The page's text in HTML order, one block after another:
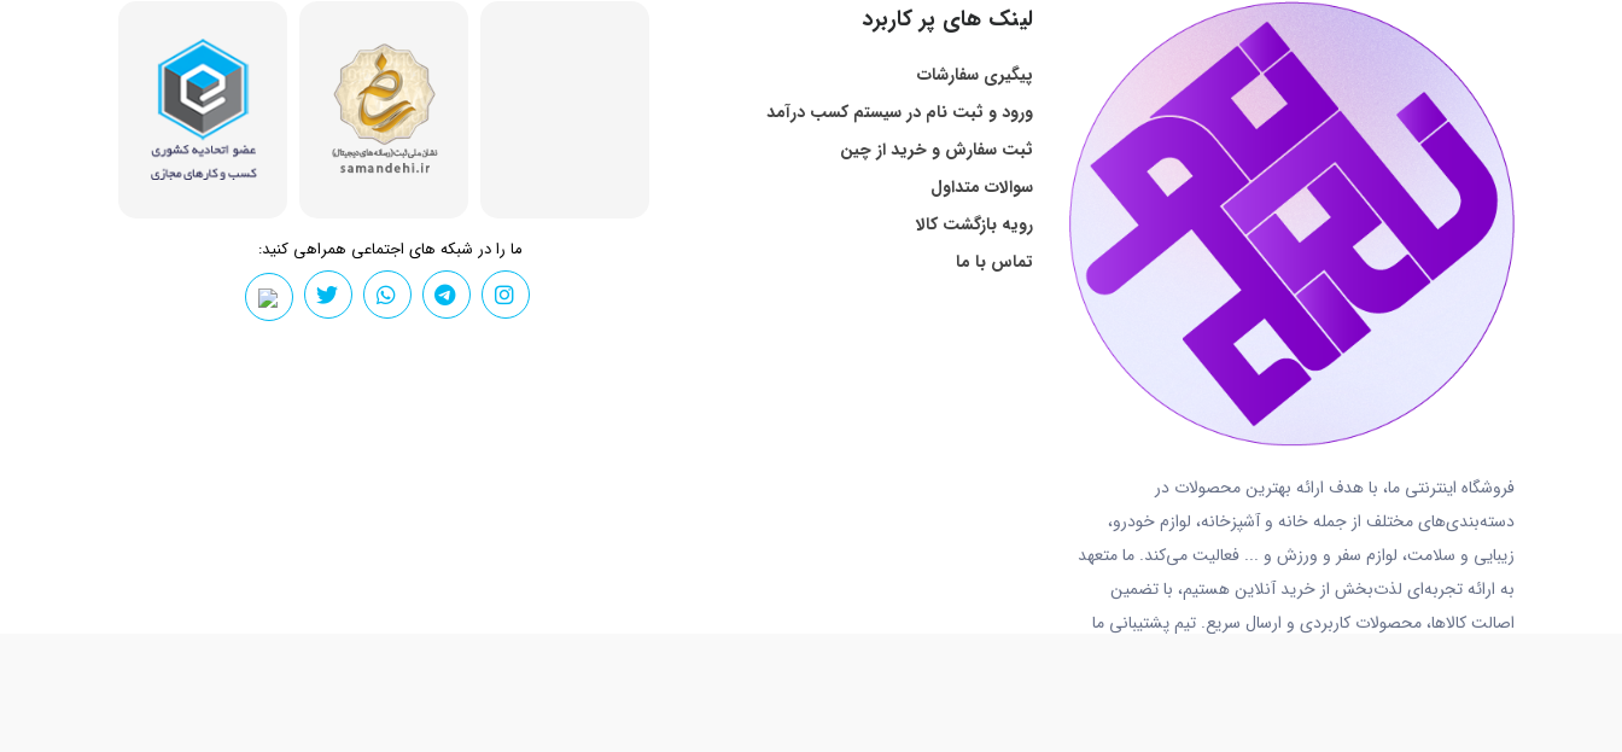
فروشگاه اینترنتی ما، با هدف ارائه بهترین محصولات در
دسته‌بندی‌های مختلف از جمله خانه و آشپزخانه، لوازم خودرو،
زیبایی و سلامت، لوازم سفر و ورزش و ... فعالیت می‌کند. ما متعهد
به ارائه تجربه‌ای لذت‌بخش از خرید آنلاین هستیم، با تضمین
اصالت کالاها، محصولات کاربردی و ارسال سریع. تیم پشتیبانی ما
لینک های پر کاربرد
پیگیری سفارشات
ورود و ثبت نام در سیستم کسب درآمد
ثبت سفارش و خرید از چین
سوالات متداول
رویه بازگشت کالا
تماس با ما
ما را در شبکه های اجتماعی همراهی کنید: